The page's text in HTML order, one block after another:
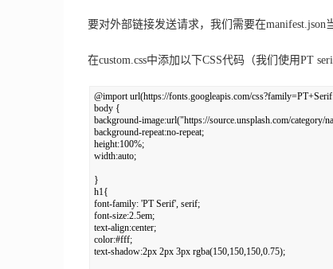
要对外部链接发送请求，我们需要在manifest.json
在custom.css中添加以下CSS代码（我们使用PT
@import url(https://fonts.googleapis.com/
body {
background-image:url("https://source.unsplash.com/category/
background-repeat:no-repeat;
height:100%;
width:auto;
}
h1{
font-family: 'PT Serif', serif;
font-size:2.5em;
text-align:center;
color:#fff;
text-shadow:2px 2px 3px rgba(150,150,150,0.75);